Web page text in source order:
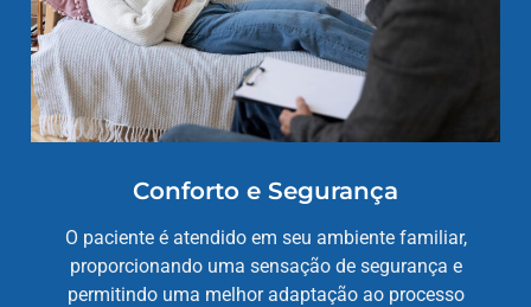
Conforto e Segurança
O paciente é atendido em seu ambiente familiar,
proporcionando uma sensação de segurança e
permitindo uma melhor adaptação ao processo